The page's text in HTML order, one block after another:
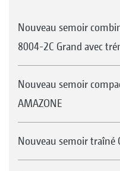
Nouveau semoir
8004-2C Grand avec
Nouveau semoir
AMAZONE
Nouveau semoir traîné